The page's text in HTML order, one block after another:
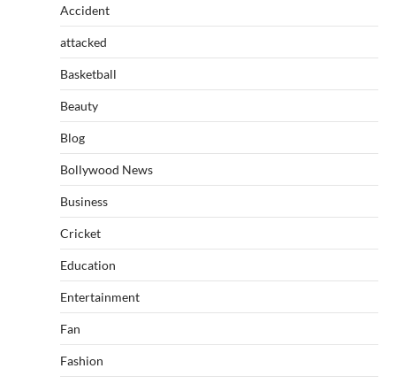
Accident
attacked
Basketball
Beauty
Blog
Bollywood News
Business
Cricket
Education
Entertainment
Fan
Fashion